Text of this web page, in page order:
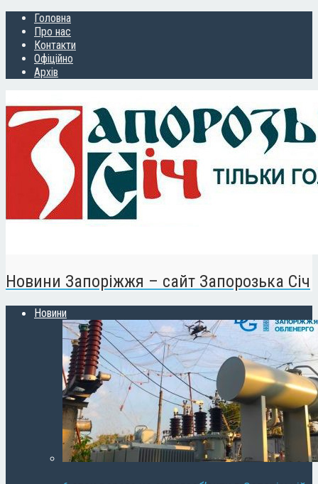
Головна
Про нас
Контакти
Офіційно
Архів
Новини Запоріжжя – сайт Запорозька Січ
Новини